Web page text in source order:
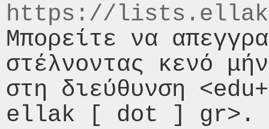
https://
Μπορείτε να
στέλνοντας κενό
στη διεύθυνση